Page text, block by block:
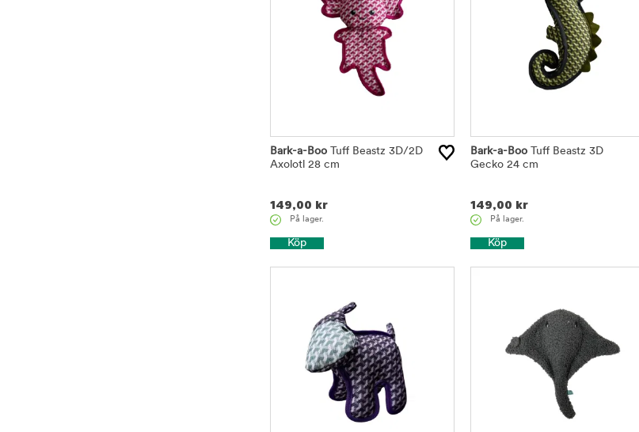
Bark-a-Boo Tuff Beastz 3D/2D
Axolotl 28 cm
149,00 kr
På lager.
Köp
Bark-a-Boo Tuff Beastz 3D
Gecko 24 cm
149,00 kr
På lager.
Köp